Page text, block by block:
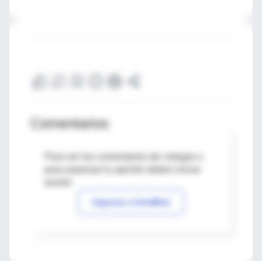
Comentarios
Para ver los comentarios de colegas o
Ingresar a IntraMed